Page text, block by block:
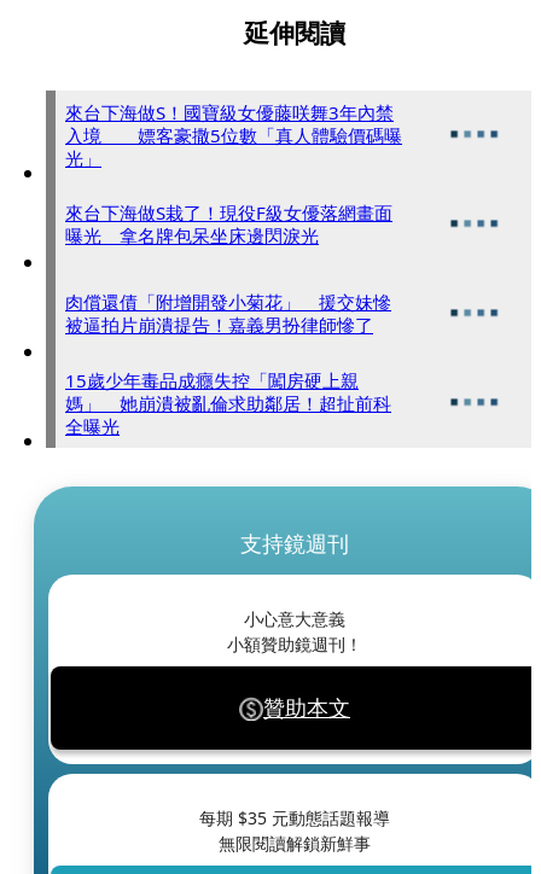
延伸閱讀
來台下海做S！國寶級女優藤咲舞3年內禁
入境 嫖客豪撒5位數「真人體驗價碼曝
光」
來台下海做S栽了！現役F級女優落網畫面
曝光 拿名牌包呆坐床邊閃淚光
肉償還債「附增開發小菊花」 援交妹慘
被逼拍片崩潰提告！嘉義男扮律師慘了
15歲少年毒品成癮失控「闖房硬上親
媽」 她崩潰被亂倫求助鄰居！超扯前科
全曝光
支持鏡週刊
小心意大意義
小額贊助鏡週刊！
贊助本文
每期 $35 元動態話題報導
無限閱讀解鎖新鮮事